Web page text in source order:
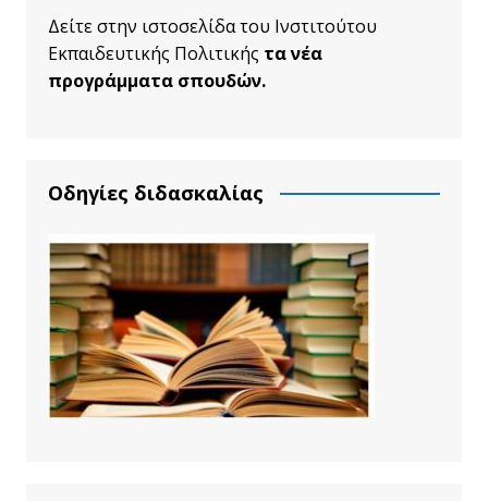
Δείτε στην ιστοσελίδα του Ινστιτούτου
Εκπαιδευτικής Πολιτικής τα νέα
προγράμματα σπουδών.
Οδηγίες διδασκαλίας